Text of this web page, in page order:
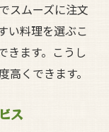
スムーズに注文
い料理を選ぶこ
きます。こうし
くできます。
ス